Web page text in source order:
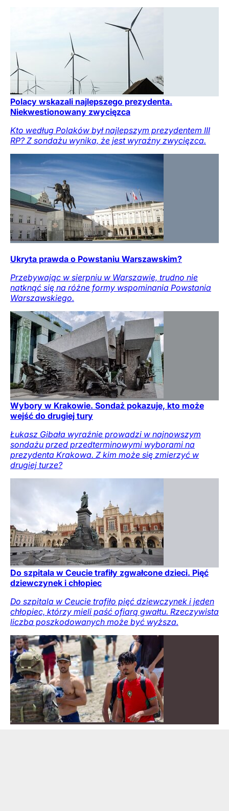
Polacy wskazali najlepszego prezydenta.
Niekwestionowany zwycięzca
Kto według Polaków był najlepszym prezydentem III
RP? Z sondażu wynika, że jest wyraźny zwycięzca.
Ukryta prawda o Powstaniu Warszawskim?
Przebywając w sierpniu w Warszawie, trudno nie
natknąć się na różne formy wspominania Powstania
Warszawskiego.
Wybory w Krakowie. Sondaż pokazuje, kto może
wejść do drugiej tury
Łukasz Gibała wyraźnie prowadzi w najnowszym
sondażu przed przedterminowymi wyborami na
prezydenta Krakowa. Z kim może się zmierzyć w
drugiej turze?
Do szpitala w Ceucie trafiły zgwałcone dzieci. Pięć
dziewczynek i chłopiec
Do szpitala w Ceucie trafiło pięć dziewczynek i jeden
chłopiec, którzy mieli paść ofiarą gwałtu. Rzeczywista
liczba poszkodowanych może być wyższa.